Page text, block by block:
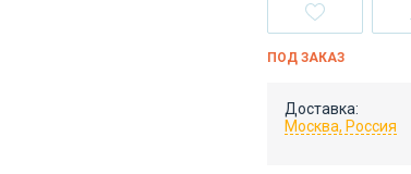
ПОД ЗАКАЗ
Доставка:
Москва, Россия